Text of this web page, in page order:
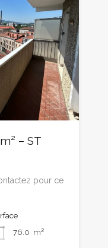
– ST
pour ce
76.0 m²